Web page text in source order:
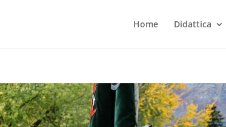
Home Didattica